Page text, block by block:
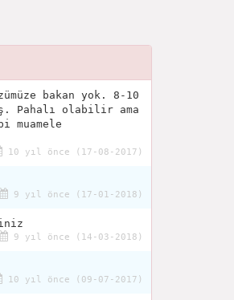
bakan yok. 8-10
Pahalı olabilir ama
10 yıl önce (17-08-2017)
9 yıl önce (17-01-2018)
9 yıl önce (14-03-2018)
10 yıl önce (09-07-2017)